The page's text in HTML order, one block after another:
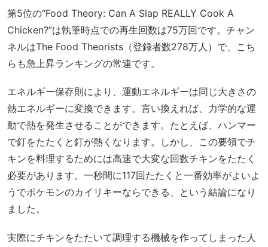
第5位の“Food Theory: Can A Slap REALLY Cook A
Chicken?”は執筆時点での再生回数は75万回です。チャン
ネルはThe Food Theorists（登録者数278万人）で、こち
らも急上昇ランキングの常連です。
エネルギー保存則により、運動エネルギーは同じ大きさの
熱エネルギーに変換できます。言い換えれば、力学的な運
動で熱を発生させることができます。たとえば、ハンマー
で釘をたたくと釘が熱くなります。しかし、この要領でチ
キンを料理するためには高速で大変な回数チキンをたたく
必要があります。一秒間に117回たたくと一番効率がよいよ
うでポケモンのカイリキーならできる、という結論になり
ました。
実際にチキンをたたいて調理する機械を作ってしまった人